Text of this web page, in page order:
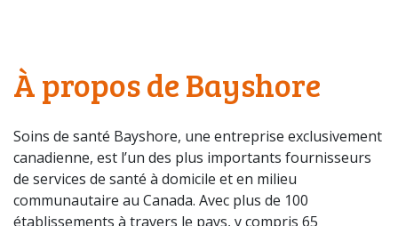
À propos de Bayshore
Soins de santé Bayshore, une entreprise exclusivement
canadienne, est l’un des plus importants fournisseurs
de services de santé à domicile et en milieu
communautaire au Canada. Avec plus de 100
établissements à travers le pays, y compris 65